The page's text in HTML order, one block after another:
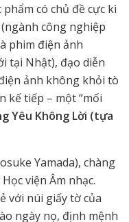
có chủ đề cực kì
công nghiệp
phim điện ảnh
tại Nhật), đạo diễn
ảnh không khỏi tò
kế tiếp – một “mối
Yêu Không Lời (tựa
Yamada), chàng
viện Âm nhạc.
với núi giấy tờ của
ngày nọ, định mệnh